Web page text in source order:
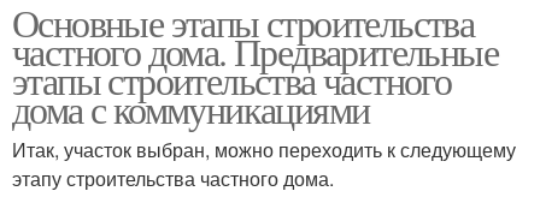
Основные этапы строительства
частного дома. Предварительные
этапы строительства частного
дома с коммуникациями
Итак, участок выбран, можно переходить к следующему
этапу строительства частного дома.